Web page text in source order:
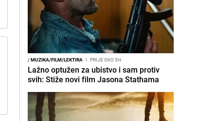
/MUZIKA/FILM/LEKTIRA I PRIJE OKO 5H
Lažno optužen za ubistvo i sam protiv
svih: Stiže novi film Jasona Stathama